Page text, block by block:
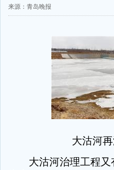
来源：青岛晚报
大沽河
大沽河治理工程又